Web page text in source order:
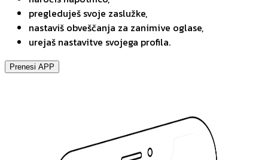
pregleduješ svoje zaslužke,
nastaviš obveščanja za zanimive oglase,
urejaš nastavitve svojega profila.
Prenesi APP